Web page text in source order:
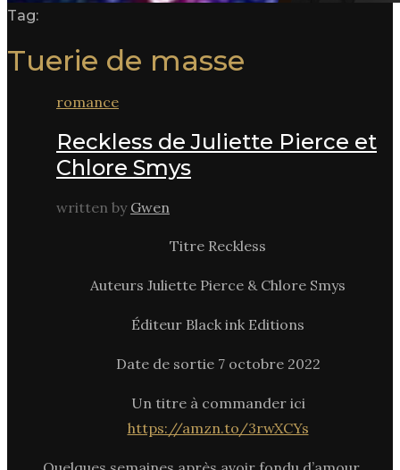
Tag:
Tuerie de masse
romance
Reckless de Juliette Pierce et
Chlore Smys
written by Gwen
Titre Reckless
Auteurs Juliette Pierce & Chlore Smys
Éditeur Black ink Editions
Date de sortie 7 octobre 2022
Un titre à commander ici
https://amzn.to/3rwXCYs